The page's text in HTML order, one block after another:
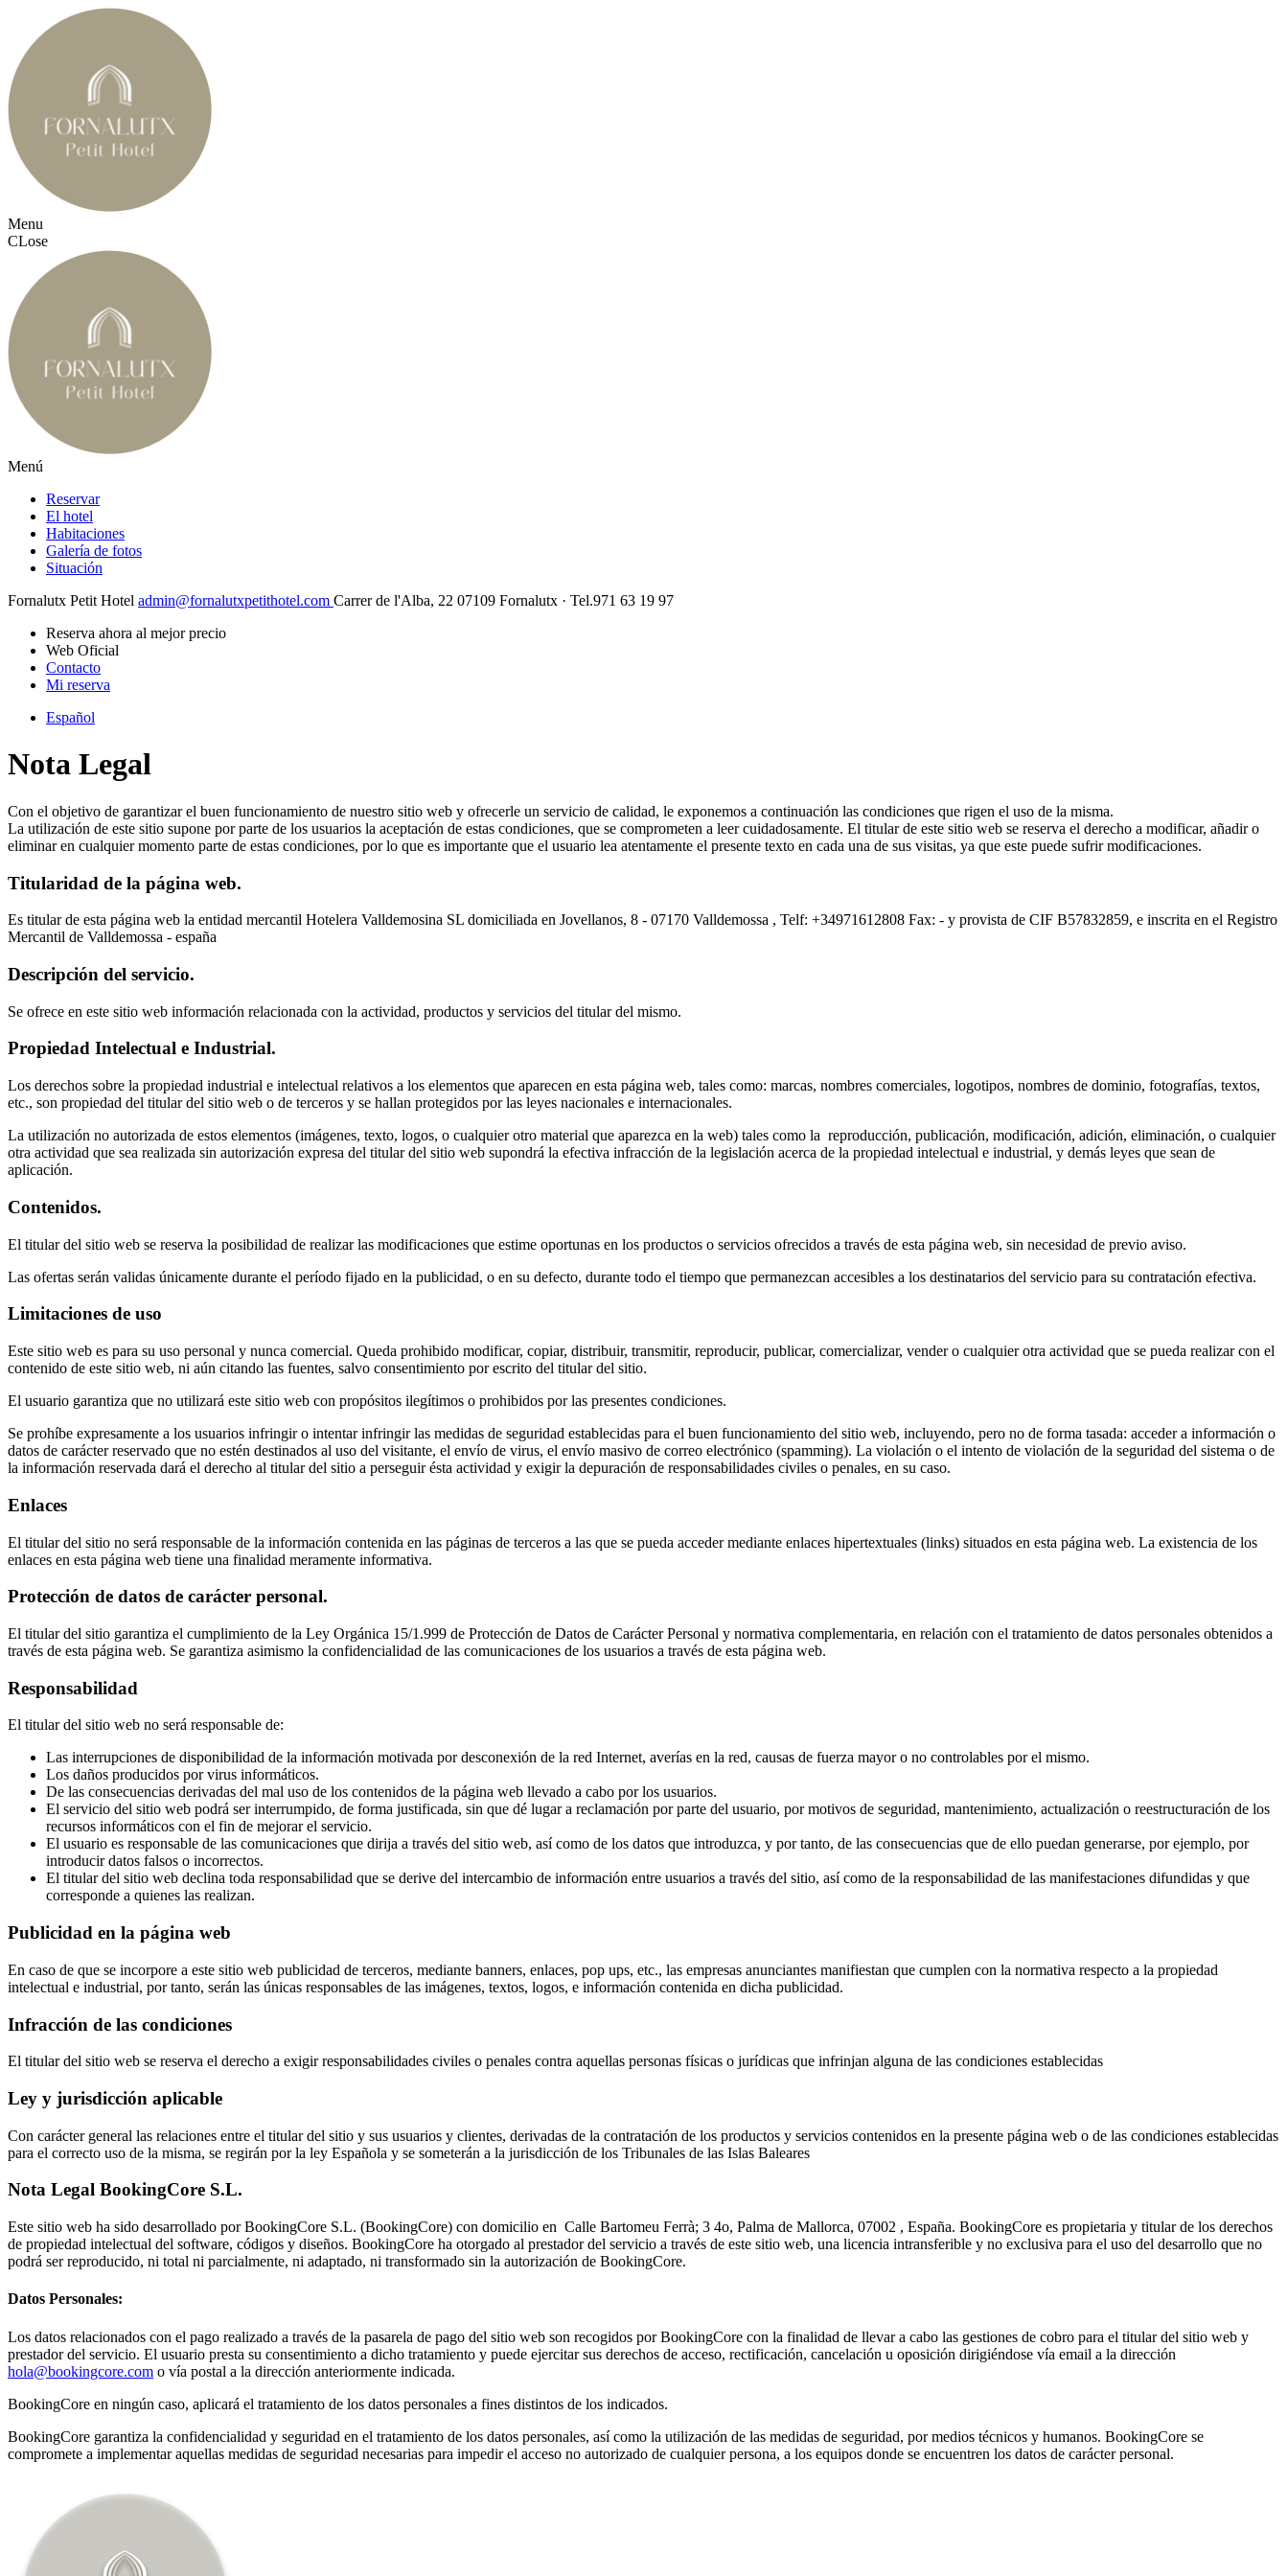
Menu
CLose
Menú
Reservar
El hotel
Habitaciones
Galería de fotos
Situación
Fornalutx Petit Hotel admin@fornalutxpetithotel.com Carrer de l'Alba, 22 07109 Fornalutx · Tel.971 63 19 97
Reserva ahora al mejor precio
Web Oficial
Contacto
Mi reserva
Español
Nota Legal
Con el objetivo de garantizar el buen funcionamiento de nuestro sitio web y ofrecerle un servicio de calidad, le exponemos a continuación las condiciones que rigen el uso de la misma.
La utilización de este sitio supone por parte de los usuarios la aceptación de estas condiciones, que se comprometen a leer cuidadosamente. El titular de este sitio web se reserva el derecho a modificar, añadir o
eliminar en cualquier momento parte de estas condiciones, por lo que es importante que el usuario lea atentamente el presente texto en cada una de sus visitas, ya que este puede sufrir modificaciones.
Titularidad de la página web.
Es titular de esta página web la entidad mercantil Hotelera Valldemosina SL domiciliada en Jovellanos, 8 - 07170 Valldemossa , Telf: +34971612808 Fax: - y provista de CIF B57832859, e inscrita en el Registro
Mercantil de Valldemossa - españa
Descripción del servicio.
Se ofrece en este sitio web información relacionada con la actividad, productos y servicios del titular del mismo.
Propiedad Intelectual e Industrial.
Los derechos sobre la propiedad industrial e intelectual relativos a los elementos que aparecen en esta página web, tales como: marcas, nombres comerciales, logotipos, nombres de dominio, fotografías, textos,
etc., son propiedad del titular del sitio web o de terceros y se hallan protegidos por las leyes nacionales e internacionales.
La utilización no autorizada de estos elementos (imágenes, texto, logos, o cualquier otro material que aparezca en la web) tales como la reproducción, publicación, modificación, adición, eliminación, o cualquier
otra actividad que sea realizada sin autorización expresa del titular del sitio web supondrá la efectiva infracción de la legislación acerca de la propiedad intelectual e industrial, y demás leyes que sean de
aplicación.
Contenidos.
El titular del sitio web se reserva la posibilidad de realizar las modificaciones que estime oportunas en los productos o servicios ofrecidos a través de esta página web, sin necesidad de previo aviso.
Las ofertas serán validas únicamente durante el período fijado en la publicidad, o en su defecto, durante todo el tiempo que permanezcan accesibles a los destinatarios del servicio para su contratación efectiva.
Limitaciones de uso
Este sitio web es para su uso personal y nunca comercial. Queda prohibido modificar, copiar, distribuir, transmitir, reproducir, publicar, comercializar, vender o cualquier otra actividad que se pueda realizar con el
contenido de este sitio web, ni aún citando las fuentes, salvo consentimiento por escrito del titular del sitio.
El usuario garantiza que no utilizará este sitio web con propósitos ilegítimos o prohibidos por las presentes condiciones.
Se prohíbe expresamente a los usuarios infringir o intentar infringir las medidas de seguridad establecidas para el buen funcionamiento del sitio web, incluyendo, pero no de forma tasada: acceder a información o
datos de carácter reservado que no estén destinados al uso del visitante, el envío de virus, el envío masivo de correo electrónico (spamming). La violación o el intento de violación de la seguridad del sistema o de
la información reservada dará el derecho al titular del sitio a perseguir ésta actividad y exigir la depuración de responsabilidades civiles o penales, en su caso.
Enlaces
El titular del sitio no será responsable de la información contenida en las páginas de terceros a las que se pueda acceder mediante enlaces hipertextuales (links) situados en esta página web. La existencia de los
enlaces en esta página web tiene una finalidad meramente informativa.
Protección de datos de carácter personal.
El titular del sitio garantiza el cumplimiento de la Ley Orgánica 15/1.999 de Protección de Datos de Carácter Personal y normativa complementaria, en relación con el tratamiento de datos personales obtenidos a
través de esta página web. Se garantiza asimismo la confidencialidad de las comunicaciones de los usuarios a través de esta página web.
Responsabilidad
El titular del sitio web no será responsable de:
Las interrupciones de disponibilidad de la información motivada por desconexión de la red Internet, averías en la red, causas de fuerza mayor o no controlables por el mismo.
Los daños producidos por virus informáticos.
De las consecuencias derivadas del mal uso de los contenidos de la página web llevado a cabo por los usuarios.
El servicio del sitio web podrá ser interrumpido, de forma justificada, sin que dé lugar a reclamación por parte del usuario, por motivos de seguridad, mantenimiento, actualización o reestructuración de los
recursos informáticos con el fin de mejorar el servicio.
El usuario es responsable de las comunicaciones que dirija a través del sitio web, así como de los datos que introduzca, y por tanto, de las consecuencias que de ello puedan generarse, por ejemplo, por
introducir datos falsos o incorrectos.
El titular del sitio web declina toda responsabilidad que se derive del intercambio de información entre usuarios a través del sitio, así como de la responsabilidad de las manifestaciones difundidas y que
corresponde a quienes las realizan.
Publicidad en la página web
En caso de que se incorpore a este sitio web publicidad de terceros, mediante banners, enlaces, pop ups, etc., las empresas anunciantes manifiestan que cumplen con la normativa respecto a la propiedad
intelectual e industrial, por tanto, serán las únicas responsables de las imágenes, textos, logos, e información contenida en dicha publicidad.
Infracción de las condiciones
El titular del sitio web se reserva el derecho a exigir responsabilidades civiles o penales contra aquellas personas físicas o jurídicas que infrinjan alguna de las condiciones establecidas
Ley y jurisdicción aplicable
Con carácter general las relaciones entre el titular del sitio y sus usuarios y clientes, derivadas de la contratación de los productos y servicios contenidos en la presente página web o de las condiciones establecidas
para el correcto uso de la misma, se regirán por la ley Española y se someterán a la jurisdicción de los Tribunales de las Islas Baleares
Nota Legal BookingCore S.L.
Este sitio web ha sido desarrollado por BookingCore S.L. (BookingCore) con domicilio en Calle Bartomeu Ferrà; 3 4o, Palma de Mallorca, 07002 , España. BookingCore es propietaria y titular de los derechos
de propiedad intelectual del software, códigos y diseños. BookingCore ha otorgado al prestador del servicio a través de este sitio web, una licencia intransferible y no exclusiva para el uso del desarrollo que no
podrá ser reproducido, ni total ni parcialmente, ni adaptado, ni transformado sin la autorización de BookingCore.
Datos Personales:
Los datos relacionados con el pago realizado a través de la pasarela de pago del sitio web son recogidos por BookingCore con la finalidad de llevar a cabo las gestiones de cobro para el titular del sitio web y
prestador del servicio. El usuario presta su consentimiento a dicho tratamiento y puede ejercitar sus derechos de acceso, rectificación, cancelación u oposición dirigiéndose vía email a la dirección
hola@bookingcore.com o vía postal a la dirección anteriormente indicada.
BookingCore en ningún caso, aplicará el tratamiento de los datos personales a fines distintos de los indicados.
BookingCore garantiza la confidencialidad y seguridad en el tratamiento de los datos personales, así como la utilización de las medidas de seguridad, por medios técnicos y humanos. BookingCore se
compromete a implementar aquellas medidas de seguridad necesarias para impedir el acceso no autorizado de cualquier persona, a los equipos donde se encuentren los datos de carácter personal.